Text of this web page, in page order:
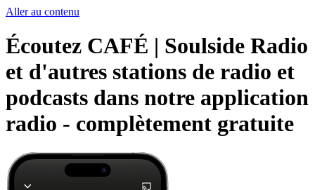
Aller au contenu
Écoutez CAFÉ | Soulside Radio
et d'autres stations de radio et
podcasts dans notre application
radio - complètement gratuite